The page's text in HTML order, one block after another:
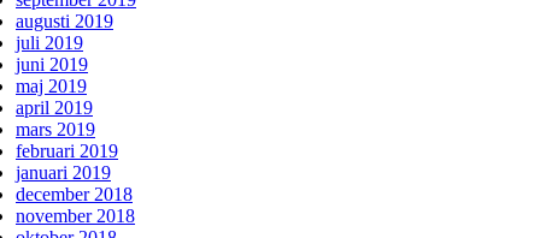
augusti 2019
juli 2019
juni 2019
maj 2019
april 2019
mars 2019
februari 2019
januari 2019
december 2018
november 2018